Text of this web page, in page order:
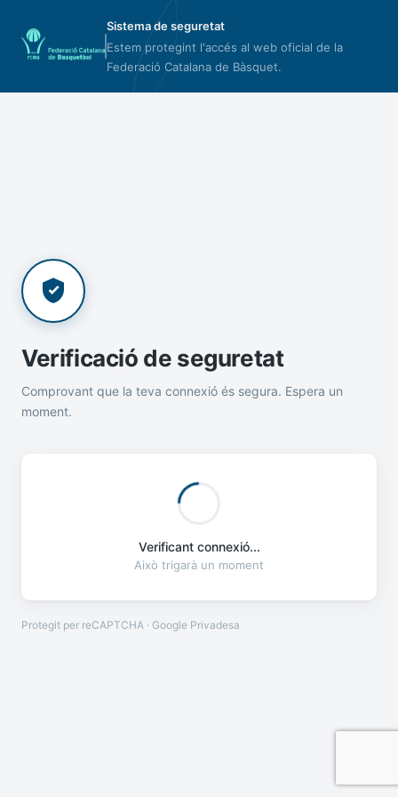
Sistema de seguretat
Estem protegint l'accés al web oficial de la
Federació Catalana de Bàsquet.
Verificació de seguretat
Comprovant que la teva connexió és segura. Espera un
moment.
Verificant connexió...
Això trigarà un moment
Protegit per reCAPTCHA · Google Privadesa